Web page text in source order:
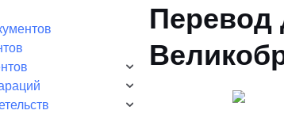
Перевод